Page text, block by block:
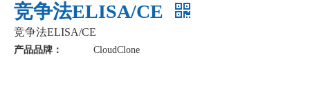
竞争法ELISA/CE
竞争法ELISA/CE
产品品牌： CloudClone